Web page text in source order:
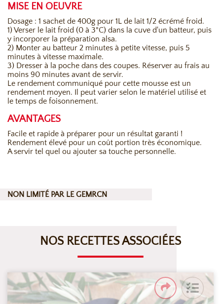
MISE EN OEUVRE
Dosage : 1 sachet de 400g pour 1L de lait 1/2 écrémé froid.
1) Verser le lait froid (0 à 3°C) dans la cuve d'un batteur, puis
y incorporer la préparation alsa.
2) Monter au batteur 2 minutes à petite vitesse, puis 5
minutes à vitesse maximale.
3) Dresser à la poche dans des coupes. Réserver au frais au
moins 90 minutes avant de servir.
Le rendement communiqué pour cette mousse est un
rendement moyen. Il peut varier selon le matériel utilisé et
le temps de foisonnement.
AVANTAGES
Facile et rapide à préparer pour un résultat garanti !
Rendement élevé pour un coût portion très économique.
A servir tel quel ou ajouter sa touche personnelle.
NON LIMITÉ PAR LE GEMRCN
NOS RECETTES ASSOCIÉES